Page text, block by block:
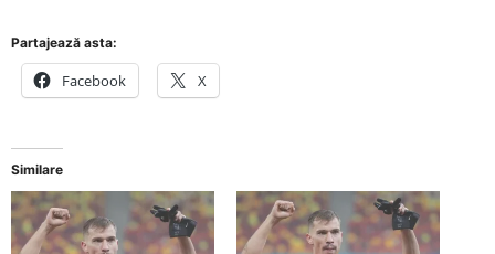
Partajează asta:
Facebook X
Similare